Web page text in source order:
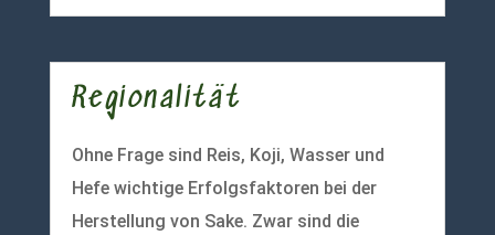
Regionalität
Ohne Frage sind Reis, Koji, Wasser und
Hefe wichtige Erfolgsfaktoren bei der
Herstellung von Sake. Zwar sind die